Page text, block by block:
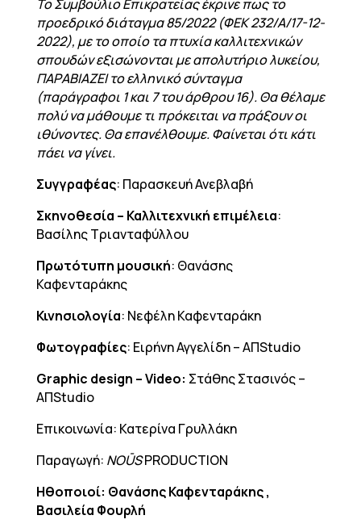
To Συμβούλιο Επικρατείας έκρινε πως το
προεδρικό διάταγμα 85/2022 (ΦΕΚ 232/Α/17-12-
2022), με το οποίο τα πτυχία καλλιτεχνικών
σπουδών εξισώνονται με απολυτήριο λυκείου,
ΠΑΡΑΒΙΑΖΕΙ το ελληνικό σύνταγμα
(παράγραφοι 1 και 7 του άρθρου 16). Θα θέλαμε
πολύ να μάθουμε τι πρόκειται να πράξουν οι
ιθύνοντες. Θα επανέλθουμε. Φαίνεται ότι κάτι
πάει να γίνει.
Συγγραφέας: Παρασκευή Ανεβλαβή
Σκηνοθεσία – Καλλιτεχνική επιμέλεια:
Βασίλης Τριανταφύλλου
Πρωτότυπη μουσική: Θανάσης
Καφενταράκης
Κινησιολογία: Νεφέλη Καφενταράκη
Φωτογραφίες: Ειρήνη Αγγελίδη – ΑΠStudio
Graphic design –Video: Στάθης Στασινός –
ΑΠStudio
Επικοινωνία: Κατερίνα Γρυλλάκη
Παραγωγή: NOŪSPRODUCTION
Ηθοποιοί: Θανάσης Καφενταράκης ,
Βασιλεία Φουρλή